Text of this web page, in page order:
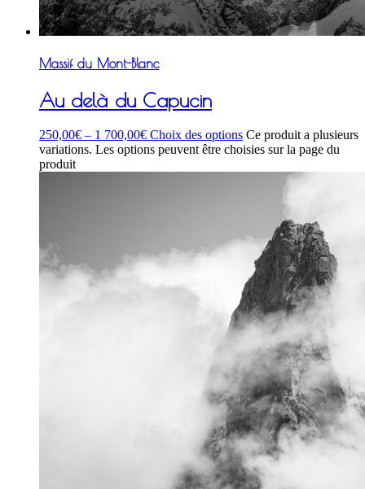
Massif du Mont-Blanc
Au delà du Capucin
250,00€ – 1 700,00€ Choix des options Ce produit a plusieurs
variations. Les options peuvent être choisies sur la page du
produit